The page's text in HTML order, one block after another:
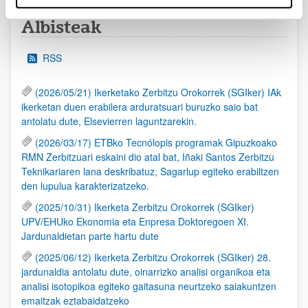
Albisteak
RSS
(2026/05/21) Ikerketako Zerbitzu Orokorrek (SGIker) IAk
ikerketan duen erabilera arduratsuari buruzko saio bat
antolatu dute, Elsevierren laguntzarekin.
(2026/03/17) ETBko Tecnólopis programak Gipuzkoako
RMN Zerbitzuari eskaini dio atal bat, Iñaki Santos Zerbitzu
Teknikariaren lana deskribatuz, Sagarlup egiteko erabiltzen
den lupulua karakterizatzeko.
(2025/10/31) Ikerketa Zerbitzu Orokorrek (SGIker)
UPV/EHUko Ekonomia eta Enpresa Doktoregoen XI.
Jardunaldietan parte hartu dute
(2025/06/12) Ikerketa Zerbitzu Orokorrek (SGIker) 28.
jardunaldia antolatu dute, oinarrizko analisi organikoa eta
analisi isotopikoa egiteko gaitasuna neurtzeko saiakuntzen
emaitzak eztabaidatzeko